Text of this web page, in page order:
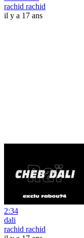
rachid rachid
il y a 17 ans
2:34
dali
rachid rachid